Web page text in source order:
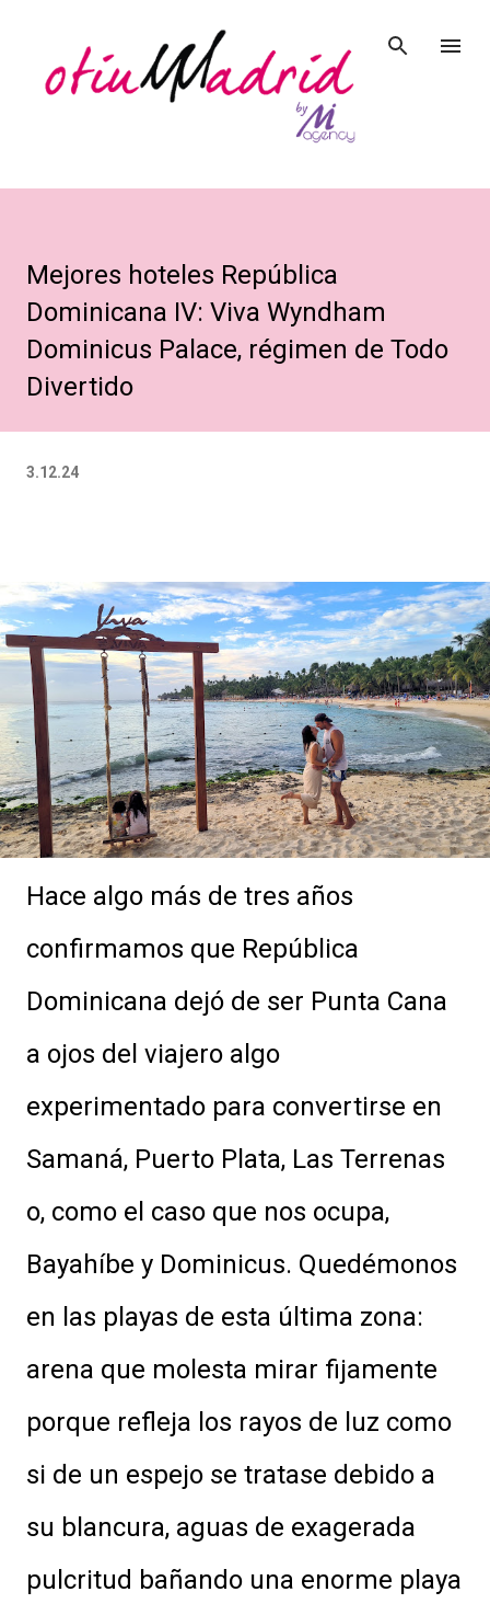
Ir al contenido principal
Mejores hoteles República
Dominicana IV: Viva Wyndham
Dominicus Palace, régimen de Todo
Divertido
3.12.24
Hace algo más de tres años
confirmamos que República
Dominicana dejó de ser Punta Cana
a ojos del viajero algo
experimentado para convertirse en
Samaná, Puerto Plata, Las Terrenas
o, como el caso que nos ocupa,
Bayahíbe y Dominicus. Quedémonos
en las playas de esta última zona:
arena que molesta mirar fijamente
porque refleja los rayos de luz como
si de un espejo se tratase debido a
su blancura, aguas de exagerada
pulcritud bañando una enorme playa